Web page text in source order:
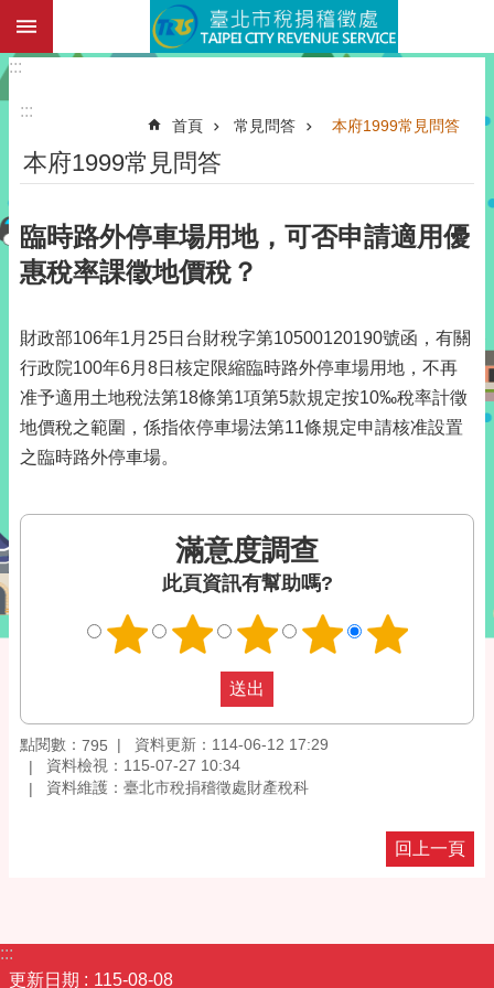
跳到主要內容區塊
:::
:::
首頁 常見問答 本府1999常見問答
本府1999常見問答
臨時路外停車場用地，可否申請適用優
惠稅率課徵地價稅？
財政部106年1月25日台財稅字第10500120190號函，有關
行政院100年6月8日核定限縮臨時路外停車場用地，不再
准予適用土地稅法第18條第1項第5款規定按10‰稅率計徵
地價稅之範圍，係指依停車場法第11條規定申請核准設置
之臨時路外停車場。
滿意度調查
此頁資訊有幫助嗎?
點閱數： 795
資料更新：114-06-12 17:29
資料檢視：115-07-27 10:34
資料維護：臺北市稅捐稽徵處財產稅科
回上一頁
:::
更新日期
115-08-08